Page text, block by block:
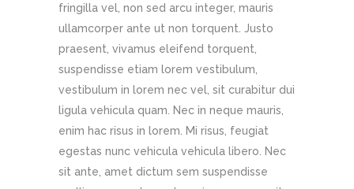
fringilla vel, non sed arcu integer, mauris
ullamcorper ante ut non torquent. Justo
praesent, vivamus eleifend torquent,
suspendisse etiam lorem vestibulum,
vestibulum in lorem nec vel, sit curabitur dui
ligula vehicula quam. Nec in neque mauris,
enim hac risus in lorem. Mi risus, feugiat
egestas nunc vehicula vehicula libero. Nec
sit ante, amet dictum sem suspendisse